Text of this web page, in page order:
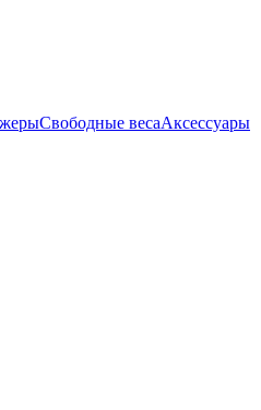
Свободные весаАксессуары